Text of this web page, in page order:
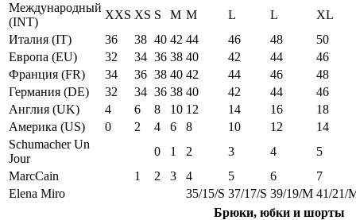
Международный
(INT)
XXS XS S M M L L
XL
Италия (IT)
36 38 40 42 44 46 48
50
Европа (EU)
32 34 36 38 40 42 44
46
Франция (FR)
34 36 38 40 42 44 46
48
Германия (DE)
32 34 36 38 40 42 44
46
Англия (UK)
4 6 8 10 12 14 16
18
Америка (US)
0 2 4 6 8 10 12
14
Schumacher Un
Jour
0 1 2 3 4
5
MarcCain
1 2 3 4 5 6
7
Elena Miro
35/15/S 37/17/S 39/19/M 41/21/
Брюки, юбки и шорты